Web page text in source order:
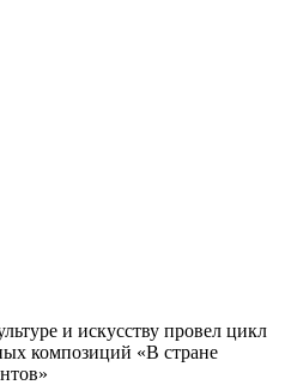
и искусству провел цикл
композиций «В стране